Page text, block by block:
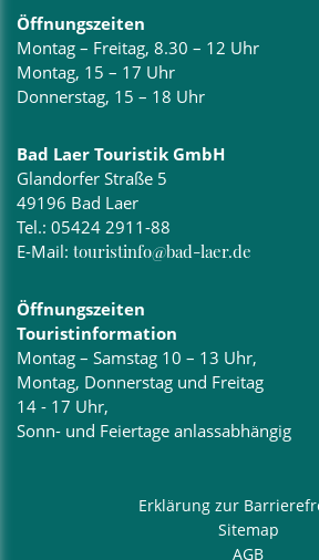
Öffnungszeiten
Montag – Freitag, 8.30 – 12 Uhr
Montag, 15 – 17 Uhr
Donnerstag, 15 – 18 Uhr
Bad Laer Touristik GmbH
Glandorfer Straße 5
49196 Bad Laer
Tel.: 05424 2911-88
E-Mail: touristinfo@bad-laer.de
Öffnungszeiten
Touristinformation
Montag – Samstag 10 – 13 Uhr,
Montag, Donnerstag und Freitag
14 - 17 Uhr,
Sonn- und Feiertage anlassabhängig
Erklärung zur
Sitemap
AGB